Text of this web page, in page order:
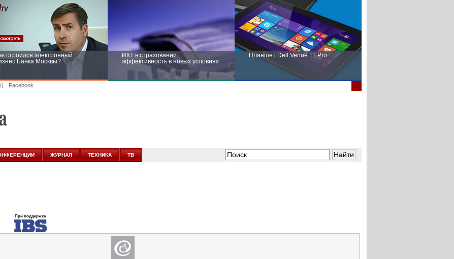
строился электронный
Банка Москвы?
ИКТ в страховании:
эффективность в новых условиях
Планшет Dell Venue 11 Pro
новых условиях
Facebook
ЖУРНАЛ ТЕХНИКА ТВ
При поддержке